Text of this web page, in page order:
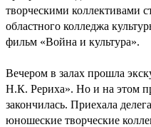
творческими коллективами
областного колледжа
фильм «Война и культура».
Вечером в залах прошла
Н.К. Рериха». Но и на этом
закончилась. Приехала
юношеские творческие